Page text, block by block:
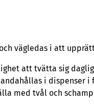
vägledas i att
att tvätta sig
i dispenser i
med tvål och